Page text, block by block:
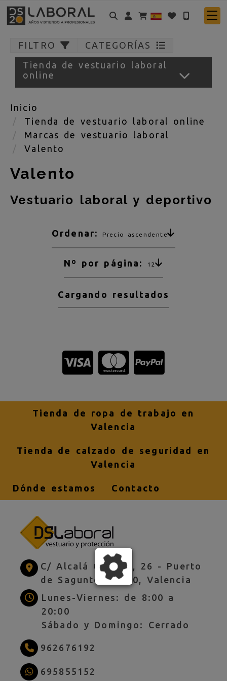
Identifícate
FILTRO
CATEGORÍAS
Tienda de vestuario laboral
online
Inicio
Tienda de vestuario laboral online
Marcas de vestuario laboral
Valento
Valento
Vestuario laboral y deportivo
Ordenar: Precio ascendente
Nº por página: 12
Cargando resultados
Tienda de ropa de trabajo en
Valencia
Tienda de calzado de seguridad en
Valencia
Dónde estamos Contacto
C/ Alcalá Galiano, 26 - Puerto
de Sagunto,46520, Valencia
Lunes-Viernes: de 8:00 a
20:00
Sábado y Domingo: Cerrado
962676192
695855152